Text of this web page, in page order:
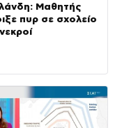
Μαθητής
πυρ σε σχολείο